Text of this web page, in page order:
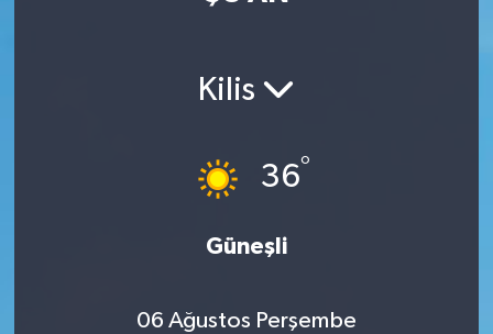
Kilis
36°
Güneşli
06 Ağustos Perşembe
Gizlilik Sözleşmesi